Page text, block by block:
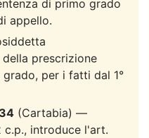
di primo grado
appello.
prescrizione
per i fatti dal 1°
(Cartabia) —
c.p., introduce l'art.